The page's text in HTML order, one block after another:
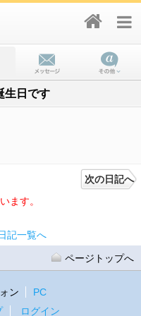
生日です
次の日記へ
ます。
記一覧へ
ページトップへ
ン
PC
ログイン